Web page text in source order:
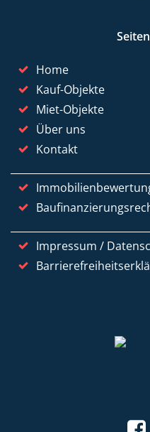
Home
Kauf-Objekte
Miet-Objekte
Über uns
Kontakt
Impressum /